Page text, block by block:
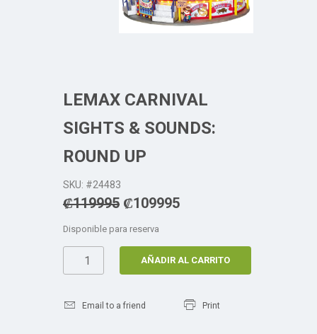
LEMAX CARNIVAL
SIGHTS & SOUNDS:
ROUND UP
SKU: #24483
₡119995 ₡109995
Disponible para reserva
AÑADIR AL CARRITO
Email to a friend Print